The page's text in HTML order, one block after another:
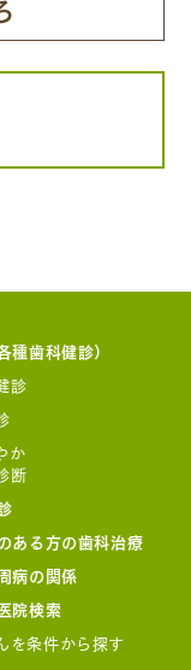
種歯科健診）
診
か
断
ある方の歯科治療
病の関係
院検索
を条件から探す